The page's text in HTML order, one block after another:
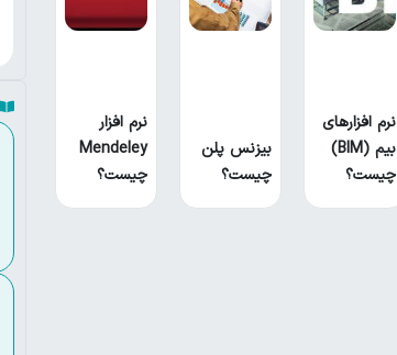
نرم افزارهای
بیم (BIM)
چیست؟
بیزنس پلن
چیست؟
نرم افزار
Mendeley
چیست؟